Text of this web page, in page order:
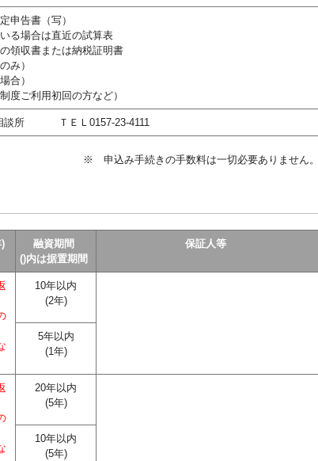
申告書（写）
る場合は直近の試算表
領収書または納税証明書
み）
合）
度ご利用初回の方など）
談所 ＴＥＬ0157-23-4111
※ 申込み手続きの手数料は一切必要ありません。
融資期間
()内は据置期間
保証人等
10年以内
(2年)
5年以内
(1年)
20年以内
(5年)
10年以内
(5年)